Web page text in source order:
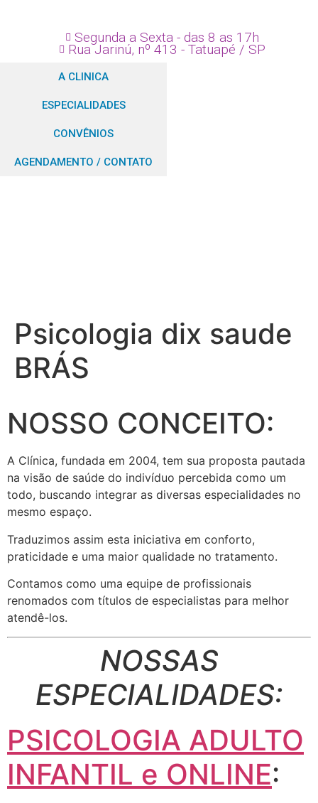
Segunda a Sexta - das 8 as 17h
Rua Jarinú, nº 413 - Tatuapé / SP
A CLINICA
ESPECIALIDADES
CONVÊNIOS
AGENDAMENTO / CONTATO
Psicologia dix saude
BRÁS
NOSSO CONCEITO:
A Clínica, fundada em 2004, tem sua proposta pautada
na visão de saúde do indivíduo percebida como um
todo, buscando integrar as diversas especialidades no
mesmo espaço.
Traduzimos assim esta iniciativa em conforto,
praticidade e uma maior qualidade no tratamento.
Contamos como uma equipe de profissionais
renomados com títulos de especialistas para melhor
atendê-los.
NOSSAS
ESPECIALIDADES:
PSICOLOGIA ADULTO
INFANTIL e ONLINE: